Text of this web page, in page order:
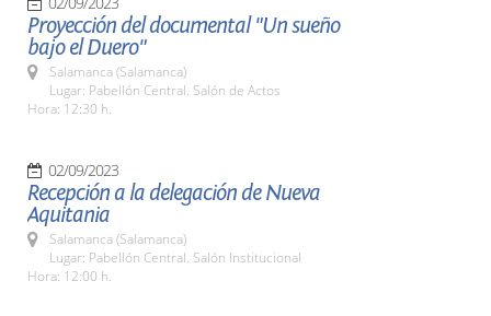
Proyección del documental "Un sueño
bajo el Duero"
Salamanca (Salamanca)
Lugar: Pabellón Central. Salón de Actos
Hora: 12:30 h.
02/09/2023
Recepción a la delegación de Nueva
Aquitania
Salamanca (Salamanca)
Lugar: Pabellón Central. Salón Institucional
Hora: 12:00 h.